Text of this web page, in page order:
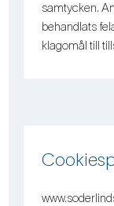
samtycken.
behandlats
klagomål till